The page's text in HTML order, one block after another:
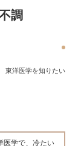
調
東洋医学を知りたい
医学で、冷たい